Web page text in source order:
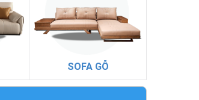
SOFA GỖ